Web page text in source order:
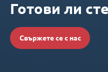
Готови ли
Свържете се с нас